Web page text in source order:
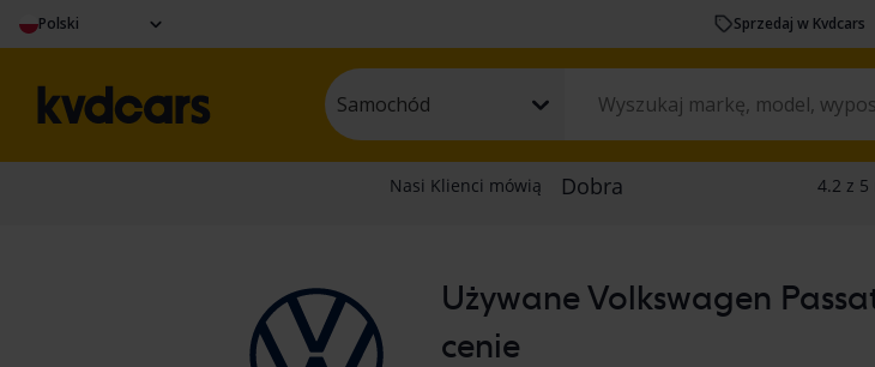
Polski Sprzedaj w Kvdcars
Samochód
Używane Volkswagen
cenie